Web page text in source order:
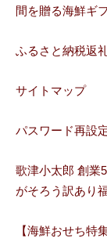
間を贈る海鮮ギ
ふるさと納税返
サイトマップ
パスワード再設
歌津小太郎 創業
がそろう訳あり
【海鮮おせち特